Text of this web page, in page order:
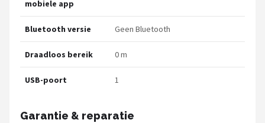
mobiele app
Bluetooth versie Geen Bluetooth
Draadloos bereik 0 m
USB-poort 1
Garantie & reparatie